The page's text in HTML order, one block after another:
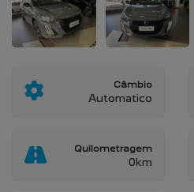
Câmbio
Automatico
Quilometragem
0km